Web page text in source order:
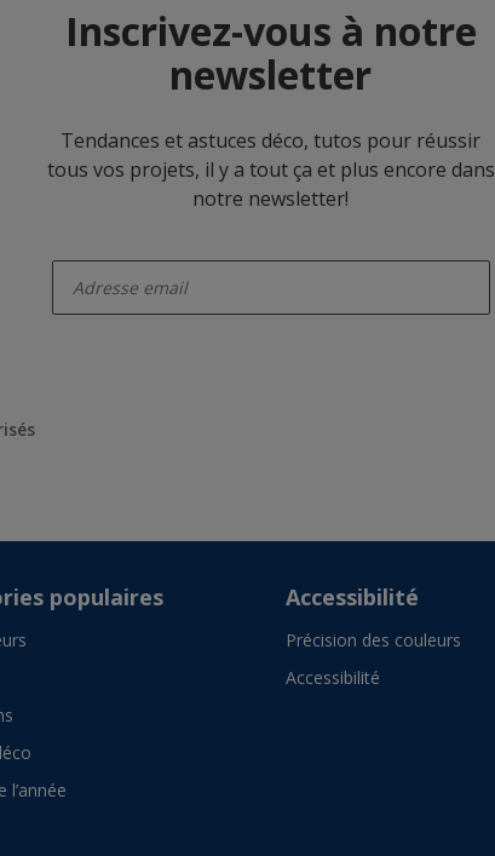
Inscrivez-vous à notre
newsletter
Tendances et astuces déco, tutos pour réussir
tous vos projets, il y a tout ça et plus encore dans
notre newsletter!
populaires
l’année
Accessibilité
Précision des couleurs
Accessibilité